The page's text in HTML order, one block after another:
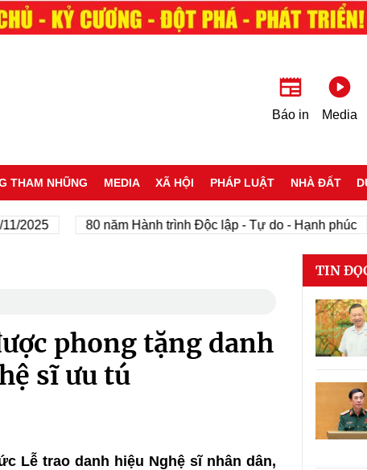
Báo in Media
THAM NHŨNG MEDIA XÃ HỘI PHÁP LUẬT NHÀ ĐẤT
80 năm Hành trình Độc lập - Tự do - Hạnh phúc
phong tặng danh
sĩ ưu tú
Lễ trao danh hiệu Nghệ sĩ nhân dân,
TIN